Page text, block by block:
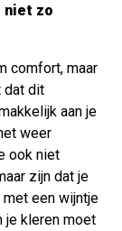
niet zo
comfort, maar
dat dit
aan je
weer
ook niet
zijn dat je
een wijntje
je kleren moet